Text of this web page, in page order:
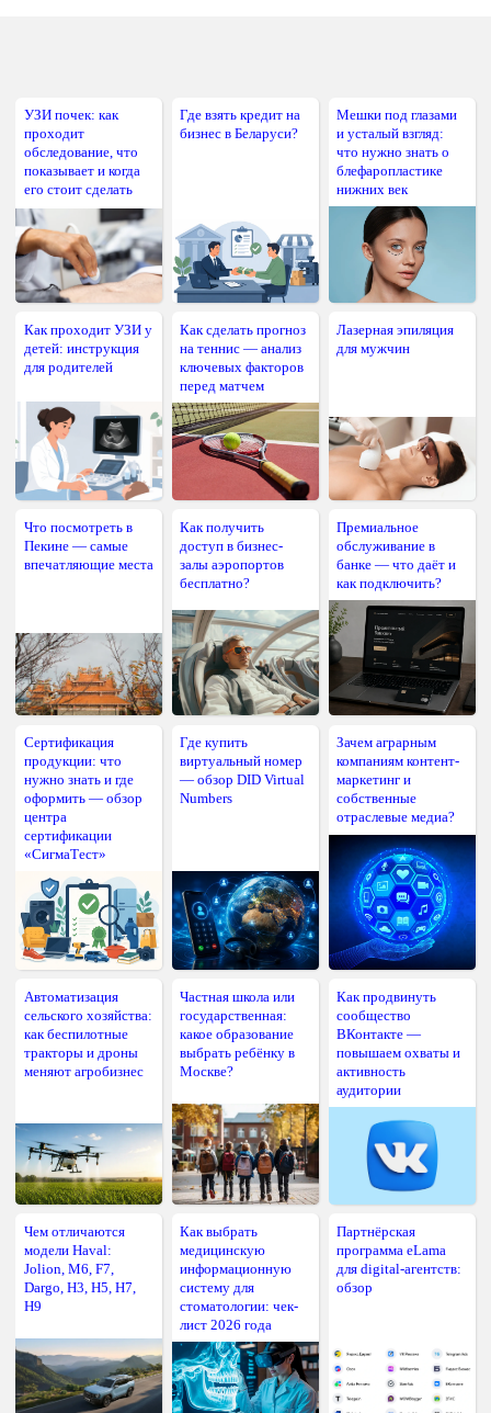
УЗИ почек: как
проходит
обследование, что
показывает и когда
его стоит сделать
Где взять кредит на
бизнес в Беларуси?
Мешки под глазами
и усталый взгляд:
что нужно знать о
блефаропластике
нижних век
Как проходит УЗИ у
детей: инструкция
для родителей
Как сделать прогноз
на теннис — анализ
ключевых факторов
перед матчем
Лазерная эпиляция
для мужчин
Что посмотреть в
Пекине — самые
впечатляющие места
Как получить
доступ в бизнес-
залы аэропортов
бесплатно?
Премиальное
обслуживание в
банке — что даёт и
как подключить?
Сертификация
продукции: что
нужно знать и где
оформить — обзор
центра
сертификации
«СигмаТест»
Где купить
виртуальный номер
— обзор DID Virtual
Numbers
Зачем аграрным
компаниям контент-
маркетинг и
собственные
отраслевые медиа?
Автоматизация
сельского хозяйства:
как беспилотные
тракторы и дроны
меняют агробизнес
Частная школа или
государственная:
какое образование
выбрать ребёнку в
Москве?
Как продвинуть
сообщество
ВКонтакте —
повышаем охваты и
активность
аудитории
Чем отличаются
модели Haval:
Jolion, M6, F7,
Dargo, H3, H5, H7,
H9
Как выбрать
медицинскую
информационную
систему для
стоматологии: чек-
лист 2026 года
Партнёрская
программа eLama
для digital-агентств:
обзор